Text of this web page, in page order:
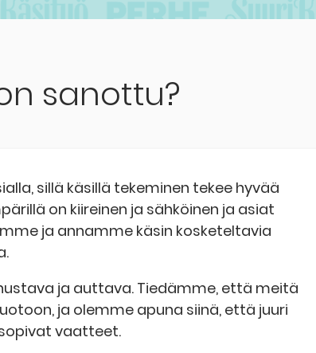
sanottu?
sillä käsillä tekeminen tekee hyvää
on kiireinen ja sähköinen ja asiat
ja annamme käsin kosketeltavia
ja auttava. Tiedämme, että meitä
ja olemme apuna siinä, että juuri
vaatteet.